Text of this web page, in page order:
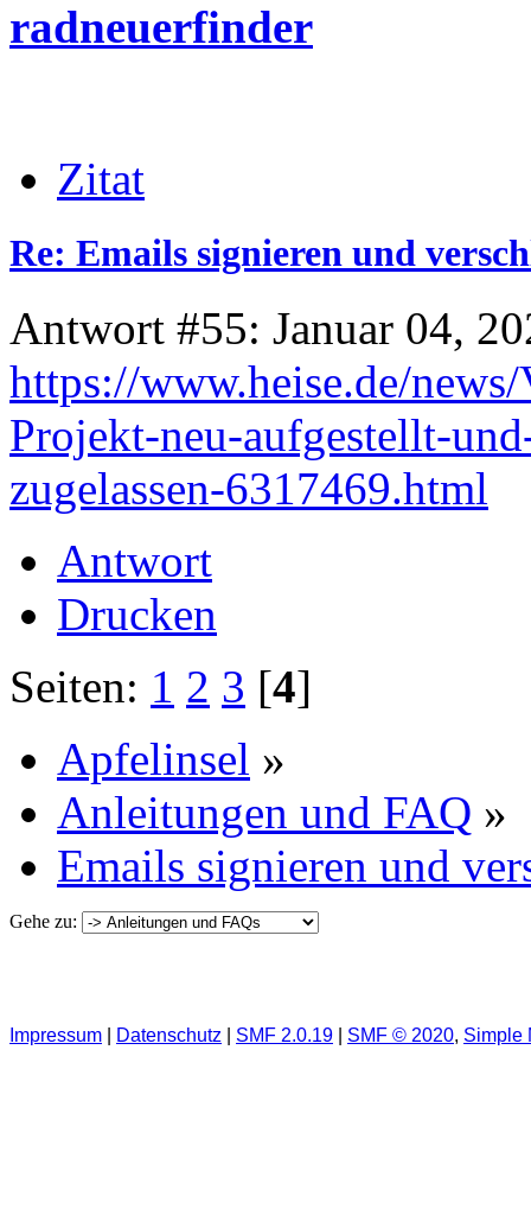
radneuerfinder
Zitat
Re: Emails signieren und
Antwort #55: Januar 04,
https://www.heise.de/
Projekt-neu-aufgestellt-
zugelassen-6317469.html
Antwort
Drucken
Seiten: 1 2 3 [4]
Apfelinsel »
Anleitungen und FAQ »
Emails signieren und
Gehe zu:
Impressum Datenschutz SMF 2.0.19 SMF © 2020, Simple